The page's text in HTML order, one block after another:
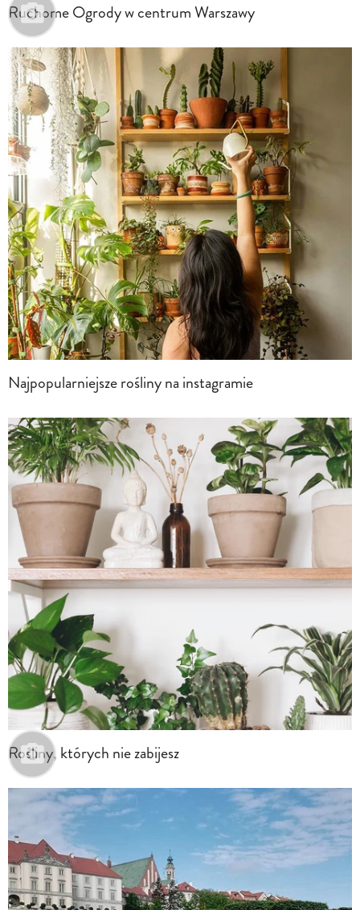
Ruchome Ogrody w centrum Warszawy
Najpopularniejsze rośliny na instagramie
Rośliny, których nie zabijesz